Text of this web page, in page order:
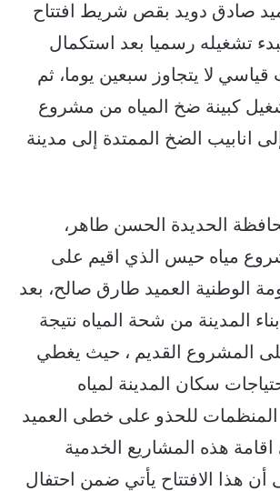
صادق دويد بقص شريط افتتاح
تشغيله رسميا بعد استكمال
قياسي لا يتجاوز سبعين يوما، ثم
كبينة ضخ المياه من مشروع
إلى انابيب الضخ الممتدة إلى مدينة
الحديدة الحسن طاهر،
مشروع مياه حيس الذي اقيم على
الوطنية العميد طارق صالح، بعد
المدينة من شحة المياه نتيجة
على المشروع القديم ، حيث يغطي
سكان المدينة لمياه
المنظمات للحذو على خطى العميد
هذه المشاريع الخدمية
أن هذا الافتتاح يأتي ضمن احتفال